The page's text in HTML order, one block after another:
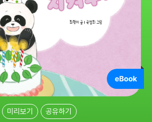
미리보기 공유하기